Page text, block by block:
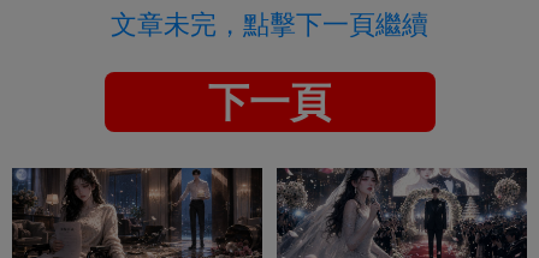
文章未完，點擊下一頁繼續
下一頁